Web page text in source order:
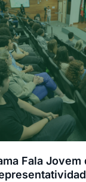
Fala Jovem